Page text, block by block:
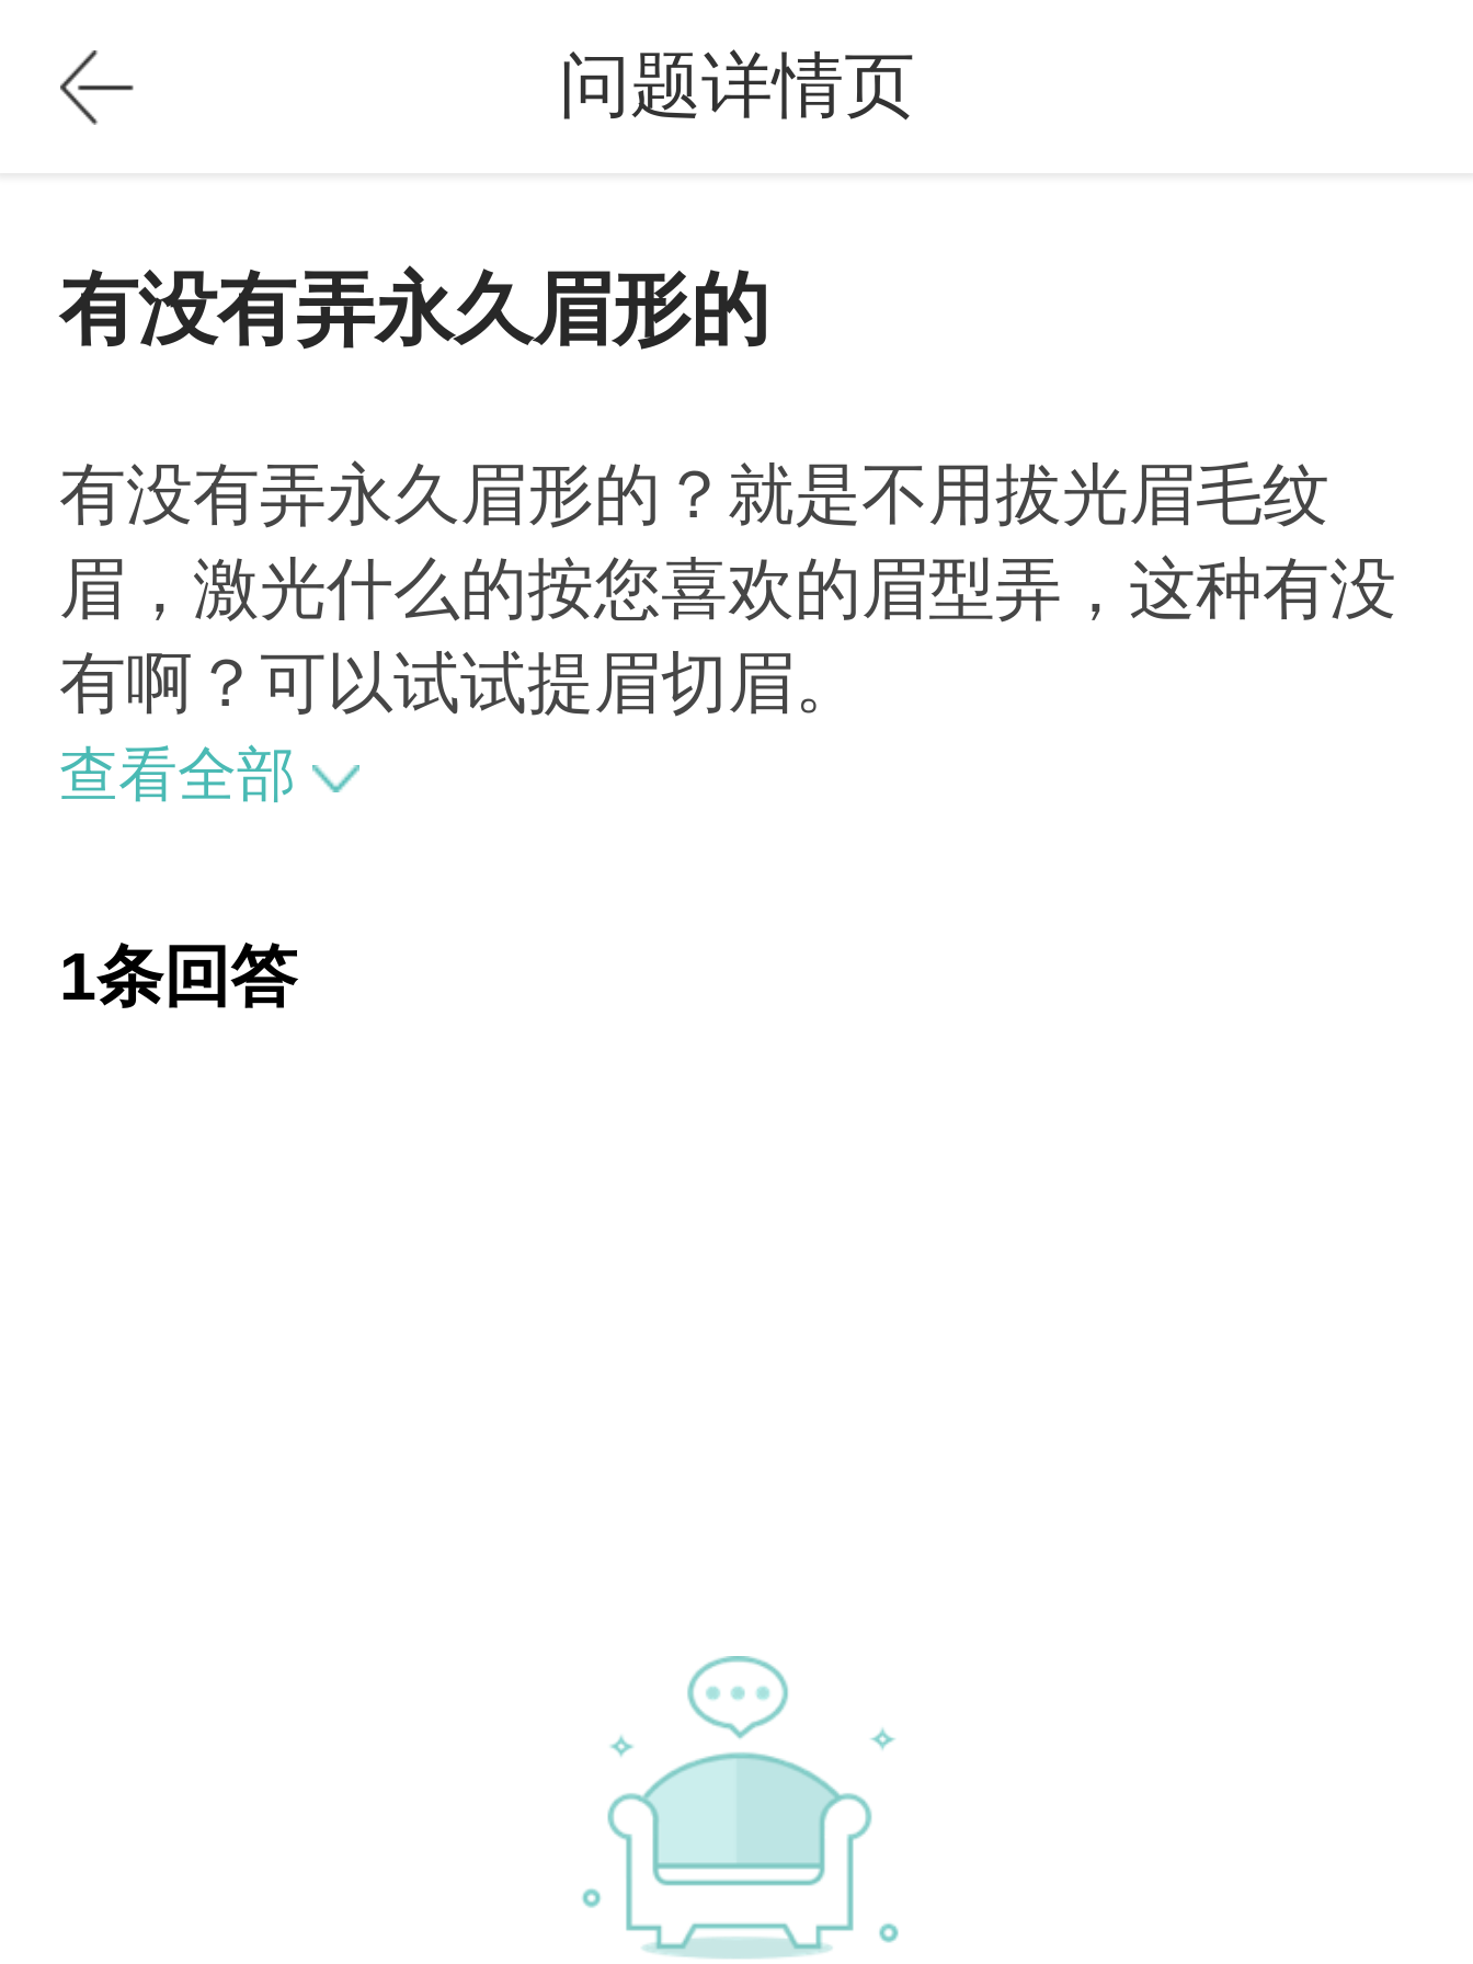
问题详情页
有没有弄永久眉形的
有没有弄永久眉形的？就是不用拔光眉毛纹
眉，激光什么的按您喜欢的眉型弄，这种有没
有啊？可以试试提眉切眉。
查看全部
1条回答